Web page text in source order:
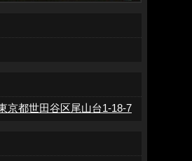
京都世田谷区尾山台1-18-7